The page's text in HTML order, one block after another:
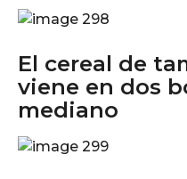
El cereal de
viene en dos
mediano